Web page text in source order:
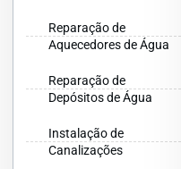
Reparação de
Aquecedores de Água
Reparação de
Depósitos de Água
Instalação de
Canalizações